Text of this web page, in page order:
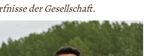
der Gesellschaft.